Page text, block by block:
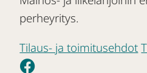
perheyritys.
Tilaus- ja toimitusehdot